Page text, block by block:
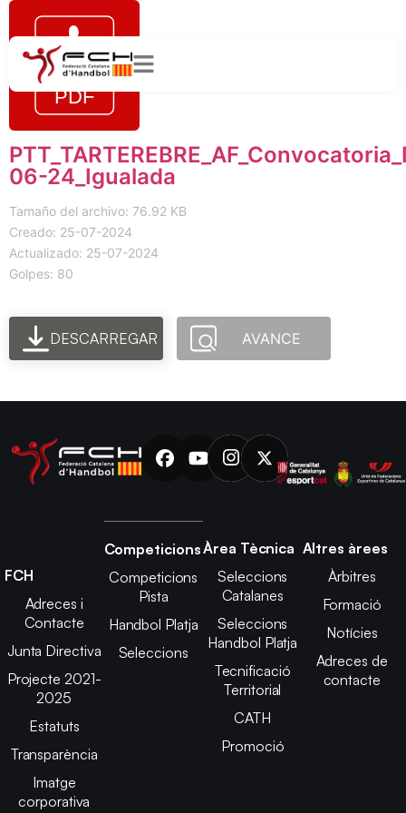
06-24_Igualada
Tamaño del archivo: 76.92 KB
Creado: 25-07-2024
Actualizado: 25-07-2024
Golpes: 80
DESCARREGAR AVANCE
FCH
Adreces i
Contacte
Junta Directiva
Projecte 2021-
2025
Estatuts
Transparència
Imatge
corporativa
Competicions
Competicions
Pista
Handbol Platja
Seleccions
Àrea Tècnica
Seleccions
Catalanes
Seleccions
Handbol Platja
Tecnificació
Territorial
CATH
Promoció
Altres àrees
Àrbitres
Formació
Notícies
Adreces de
contacte